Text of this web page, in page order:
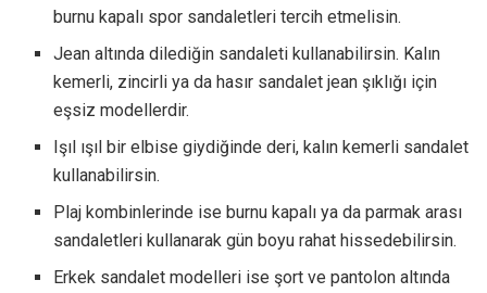
burnu kapalı spor sandaletleri tercih etmelisin.
Jean altında dilediğin sandaleti kullanabilirsin. Kalın
kemerli, zincirli ya da hasır sandalet jean şıklığı için
eşsiz modellerdir.
Işıl ışıl bir elbise giydiğinde deri, kalın kemerli sandalet
kullanabilirsin.
Plaj kombinlerinde ise burnu kapalı ya da parmak arası
sandaletleri kullanarak gün boyu rahat hissedebilirsin.
Erkek sandalet modelleri ise şort ve pantolon altında